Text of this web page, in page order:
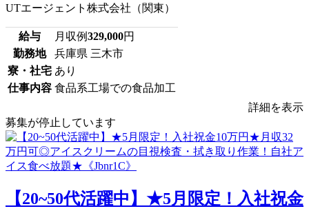
UTエージェント株式会社（関東）
給与 月収例329,000円
勤務地
兵庫県 三木市
寮・社宅 あり
仕事内容 食品系工場での食品加工
詳細を表示
募集が停止しています
【20~50代活躍中】★5月限定！入社祝金